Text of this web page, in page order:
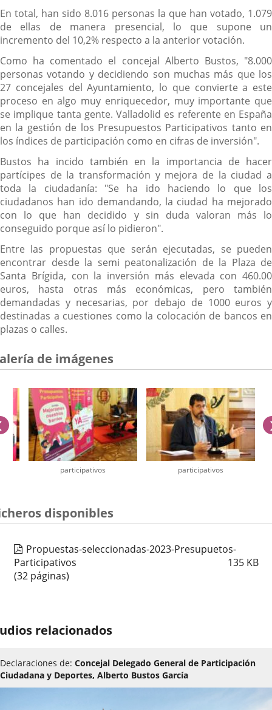
En total, han sido 8.016 personas la que han votado, 1.079
de ellas de manera presencial, lo que supone un
incremento del 10,2% respecto a la anterior votación.
Como ha comentado el concejal Alberto Bustos, "8.000
personas votando y decidiendo son muchas más que los
27 concejales del Ayuntamiento, lo que convierte a este
proceso en algo muy enriquecedor, muy importante que
se implique tanta gente. Valladolid es referente en España
en la gestión de los Presupuestos Participativos tanto en
los índices de participación como en cifras de inversión".
Bustos ha incido también en la importancia de hacer
partícipes de la transformación y mejora de la ciudad a
toda la ciudadanía: "Se ha ido haciendo lo que los
ciudadanos han ido demandando, la ciudad ha mejorado
con lo que han decidido y sin duda valoran más lo
conseguido porque así lo pidieron".
Entre las propuestas que serán ejecutadas, se pueden
encontrar desde la semi peatonalización de la Plaza de
Santa Brígida, con la inversión más elevada con 460.00
euros, hasta otras más económicas, pero también
demandadas y necesarias, por debajo de 1000 euros y
destinadas a cuestiones como la colocación de bancos en
plazas o calles.
de imágenes
participativos participativos
anterior
disponibles
Propuestas-seleccionadas-2023-Presupuetos-
Participativos
135 KB
(32 páginas)
relacionados
Declaraciones de: Concejal Delegado General de Participación
Ciudadana y Deportes, Alberto Bustos García